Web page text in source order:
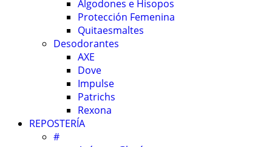
Algodones e Hisopos
Protección Femenina
Quitaesmaltes
Desodorantes
AXE
Dove
Impulse
Patrichs
Rexona
REPOSTERÍA
#